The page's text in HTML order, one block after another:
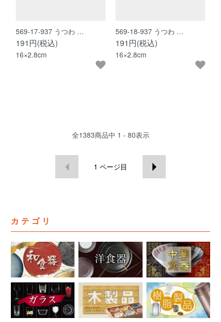
569-17-937 うつわ …
191円(税込)
16×2.8cm
569-18-937 うつわ …
191円(税込)
16×2.8cm
全1383商品中 1 - 80表示
1 ページ目
カテゴリ